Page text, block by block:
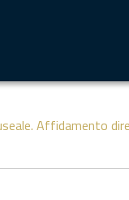
Affidamento